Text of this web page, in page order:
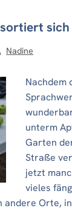
sich
Nadine
Nachdem
unterm
Garten
Straße
jetzt
vieles
andere Orte,